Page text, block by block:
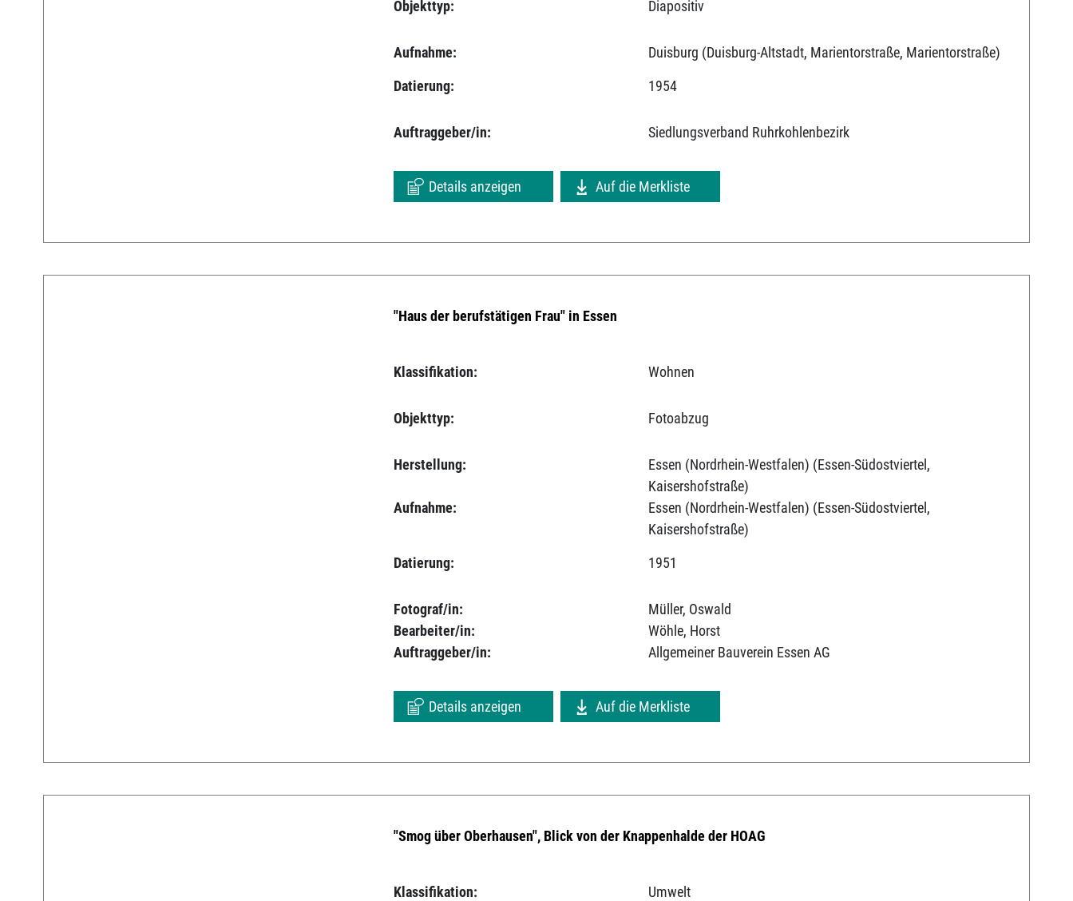
Objekttyp: Diapositiv
Aufnahme:
Duisburg (Duisburg-Altstadt, Marientorstraße, Marientorstraße)
Datierung:
1954
Auftraggeber/in: Siedlungsverband Ruhrkohlenbezirk
Details anzeigen Auf die Merkliste
"Haus der berufstätigen Frau" in Essen
Klassifikation: Wohnen
Objekttyp: Fotoabzug
Herstellung:
Essen (Nordrhein-Westfalen) (Essen-Südostviertel,
Kaisershofstraße)
Aufnahme:
Essen (Nordrhein-Westfalen) (Essen-Südostviertel,
Kaisershofstraße)
Datierung:
1951
Fotograf/in:
Müller, Oswald
Bearbeiter/in:
Wöhle, Horst
Auftraggeber/in:
Allgemeiner Bauverein Essen AG
Details anzeigen Auf die Merkliste
"Smog über Oberhausen", Blick von der Knappenhalde der HOAG
Klassifikation: Umwelt